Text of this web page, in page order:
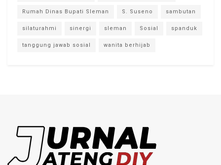
Rumah Dinas Bupati Sleman S. Suseno sambutan
silaturahmi sinergi sleman Sosial spanduk
tanggung jawab sosial wanita berhijab